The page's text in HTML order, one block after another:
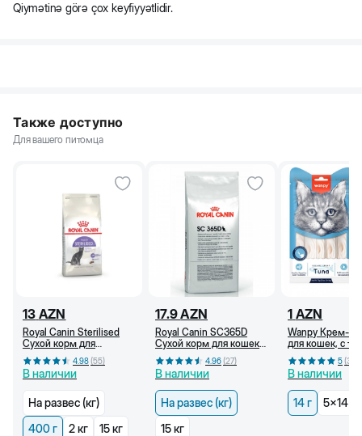
Qiymətinə görə çox keyfiyyətlidir.
Также доступно
Для вашего питомца
13 AZN
Royal Canin Sterilised
Сухой корм для
стерилизованных
кошек, от 1 года, 400 г
4.98(55)
В наличии
На развес (кг)
400 г
2 кг 15 кг
17.9AZN
Royal Canin SC365D
Сухой корм для кошек
от 1 года (кг)4.96(27)
В наличии
На развес (кг)
15 кг
1 AZN
Wanpy Крем-
для кошек, с
5(36
В наличии
14 г 5x14 г